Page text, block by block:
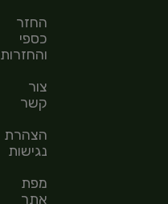
החזר
כספי
והחזרות
צור
קשר
הצהרת
נגישות
מפת
אתר